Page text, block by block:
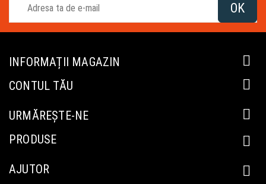
INFORMAȚII MAGAZIN 
CONTUL TĂU 
URMĂREȘTE-NE 
PRODUSE 
AJUTOR 